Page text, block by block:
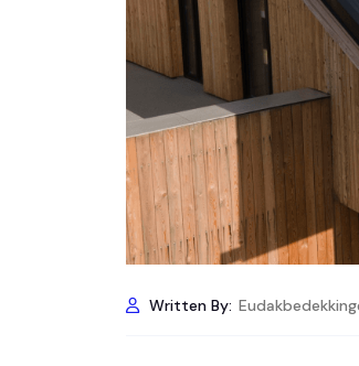
Written By: